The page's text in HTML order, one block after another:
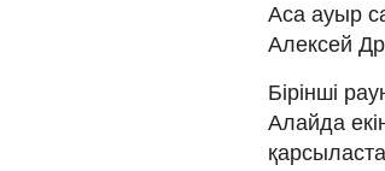
Аса ауыр
Алексей
Бірінші
Алайда